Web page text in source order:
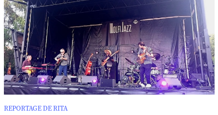
REPORTAGE DE RITA